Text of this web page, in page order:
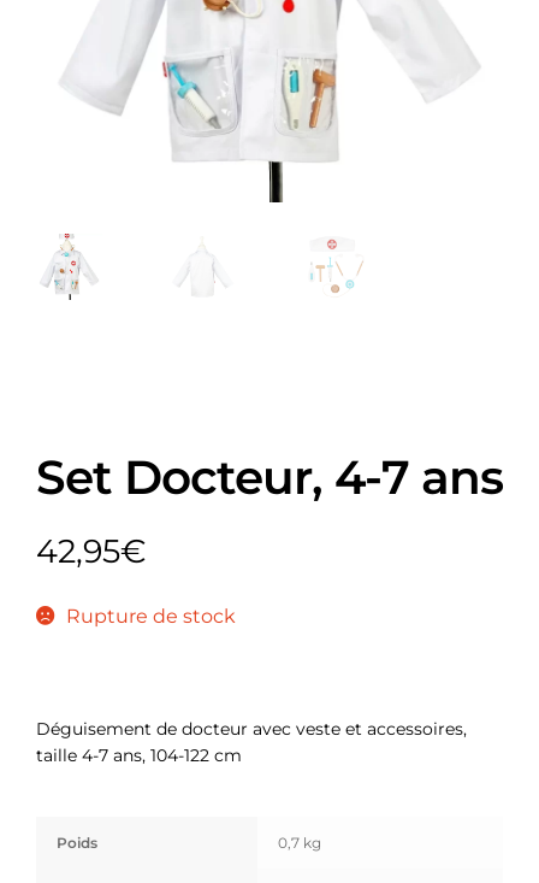
Set Docteur, 4-7 ans
42,95€
Rupture de stock
Déguisement de docteur avec veste et accessoires,
taille 4-7 ans, 104-122 cm
Poids 0,7 kg